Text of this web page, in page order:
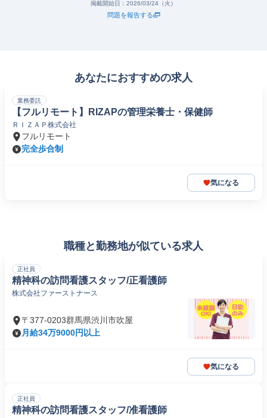
掲載開始日： 2026/03/24（火）
問題を報告する
あなたにおすすめの求人
業務委託
【フルリモート】RIZAPの管理栄養士・保健師
ＲＩＺＡＰ株式会社
フルリモート
完全歩合制
気になる
職種と勤務地が似ている求人
正社員
精神科の訪問看護スタッフ/正看護師
株式会社ファーストナース
〒377-0203群馬県渋川市吹屋
月給34万9000円以上
気になる
正社員
精神科の訪問看護スタッフ/准看護師